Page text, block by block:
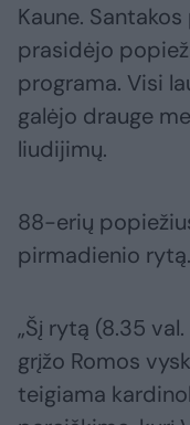
Kaune.
prasidėjo
programa. Visi
galėjo drauge
liudijimų.
88-erių
pirmadienio rytą.
„Šį rytą (8.35
grįžo Romos
teigiama